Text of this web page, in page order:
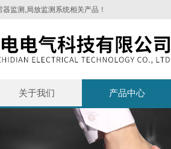
监测,局放监测系统相关产品！
关于我们 产品中心